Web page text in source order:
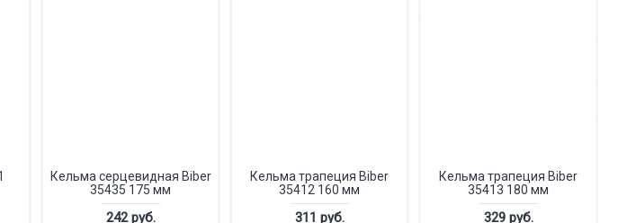
Кельма серцевидная Biber
35435 175 мм
242 руб.
Кельма трапеция Biber
35412 160 мм
311 руб.
Кельма трапеция Biber
35413 180 мм
329 руб.